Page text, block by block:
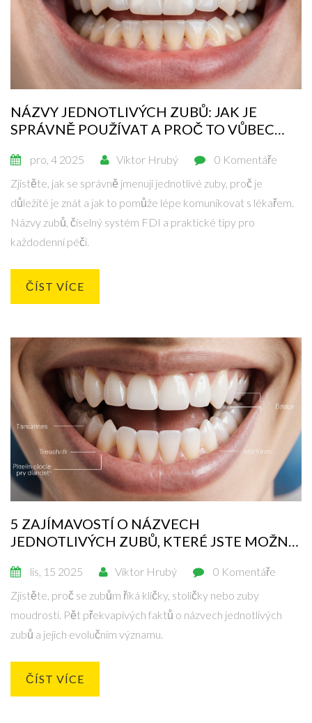
NÁZVY JEDNOTLIVÝCH ZUBŮ: JAK JE
SPRÁVNĚ POUŽÍVAT A PROČ TO VŮBEC
pro, 4 2025 Viktor Hrubý
0 Komentáře
Zjistěte, jak se správně jmenují jednotlivé zuby, proč je
důležité je znát a jak to pomůže lépe komunikovat s lékařem.
Názvy zubů, číselný systém FDI a praktické tipy pro
každodenní péči.
ČÍST VÍCE
5 ZAJÍMAVOSTÍ O NÁZVECH
JEDNOTLIVÝCH ZUBŮ, KTERÉ JSTE MOŽNÁ
lis, 15 2025 Viktor Hrubý
0 Komentáře
Zjistěte, proč se zubům říká kličky, stoličky nebo zuby
moudrosti. Pět překvapivých faktů o názvech jednotlivých
zubů a jejich evolučním významu.
ČÍST VÍCE